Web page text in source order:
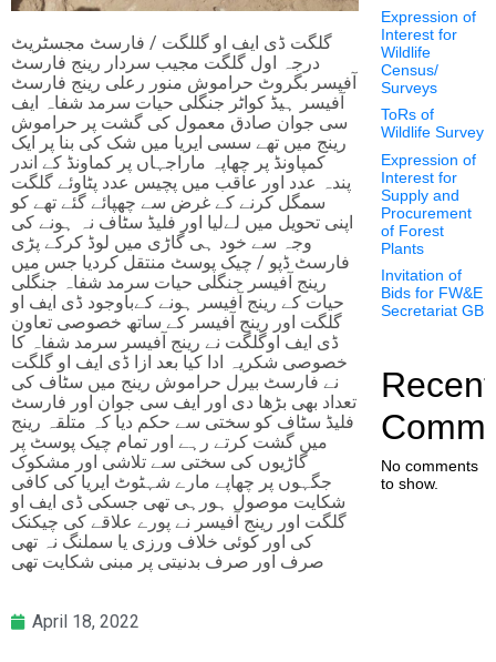
گلگت ڈی ایف او گللگت / فارسٹ مجسٹریٹ
درجہ اول گلگت مجیب سردار رینج فارسٹ
آفیسر بگروٹ حراموش منور رعلی رینج فارسٹ
آفیسر ہیڈ کواٹر جنگلی حیات سرمد شفاہ ایف
سی جوان صادق معمول کی گشت پر حراموش
رینج میں تھے سسی ایریا میں شک کی بنا پر ایک
کمپاونڈ پر چھاپہ ماراجہاں پر کماونڈ کے اندر
پندہ عدد اور عاقب میں پچیس عدد پٹاوئے گلگت
سمگل کرنے کے غرض سے چھپائے گئے تھے کو
اپنی تحویل میں لےلیا اور فلیڈ سٹاف نہ ہونے کی
وجہ سے خود ہی گاڑی میں لوڈ کرکے پڑی
فارسٹ ڈپو / چیک پوسٹ منتقل کردیا جس میں
رینج آفیسر جنگلی حیات سرمد شفاہ جنگلی
حیات کے رینج آفیسر ہونے کےباوجود ڈی ایف او
گلگت اور رینج آفیسر کے ساتھ خصوصی تعاون
ڈی ایف اوگلگت نے رینج آفیسر سرمد شفاہ کا
خصوصی شکریہ ادا کیا بعد ازا ڈی ایف او گلگت
نے فارسٹ بیرل حراموش رینج میں سٹاف کی
تعداد بھی بڑھا دی اور ایف سی جوان اور فارسٹ
فلیڈ سٹاف کو سختی سے حکم دیا کہ متلقہ رینج
میں گشت کرتے رہے اور تمام چیک پوسٹ پر
گاڑیوں کی سختی سے تلاشی اور مشکوک
جگہوں پر چھاپے مارے شہٹوٹ ایریا کی کافی
شکایت موصول ہورہی تھی جسکی ڈی ایف او
گلگت اور رینج آفیسر نے پورے علاقے کی چیکنک
کی اور کوئی خلاف ورزی یا سملنگ نہ تھی
صرف اور صرف بدنیتی پر مبنی شکایت تھی
April 18, 2022
Expression of
Interest for
Wildlife
Census/
Surveys
ToRs of
Wildlife Survey
Expression of
Interest for
Supply and
Procurement
of Forest
Plants
Invitation of
Bids for FW&E
Secretariat GB
Recent
No comments
to show.